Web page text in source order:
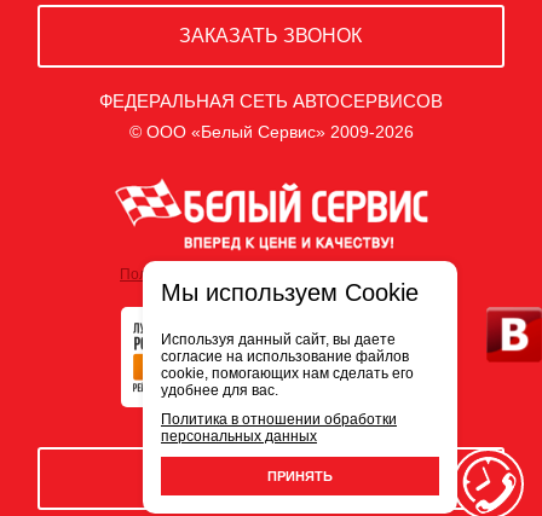
ЗАКАЗАТЬ ЗВОНОК
ФЕДЕРАЛЬНАЯ СЕТЬ АВТОСЕРВИСОВ
© ООО «Белый Сервис» 2009-2026
Политика обработки персональных данных
ЗАПИСЬ НА СЕРВИС
Мы используем Cookie
Используя данный сайт, вы даете
согласие на использование файлов
cookie, помогающих нам сделать его
удобнее для вас.
Политика в отношении обработки
персональных данных
ПРИНЯТЬ